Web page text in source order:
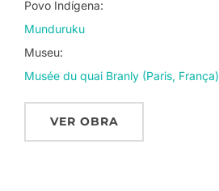
Povo Indígena:
Munduruku
Museu:
Musée du quai Branly (Paris, França)
VER OBRA